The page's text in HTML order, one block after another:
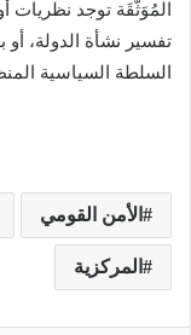
المُوَثَّقَة توجد نظريات
تفسير نشأة الدولة، أو
السلطة السياسية
الأمن القومي
المركزية